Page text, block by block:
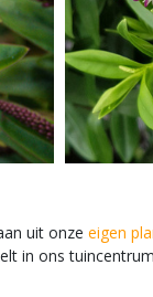
uit onze eigen
in ons